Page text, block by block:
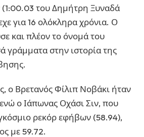
του Δημήτρη Ξυναδά
για 16 ολόκληρα χρόνια. Ο
και πλέον το όνομά του
γράμματα στην ιστορία της
ο Βρετανός Φίλιπ Νοβάκι ήταν
ο Ιάπωνας Οχάσι Σιν, που
ρεκόρ εφήβων (58.94),
με 59.72.